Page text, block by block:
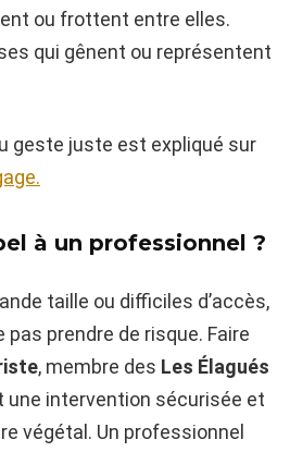
ou frottent entre elles.
qui gênent ou représentent
geste juste est expliqué sur
à un professionnel ?
taille ou difficiles d’accès,
prendre de risque. Faire
, membre des Les Élagués
une intervention sécurisée et
végétal. Un professionnel